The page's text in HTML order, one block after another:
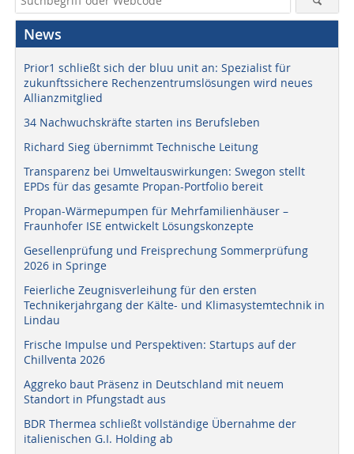
News
Prior1 schließt sich der bluu unit an: Spezialist für
zukunftssichere Rechenzentrumslösungen wird neues
Allianzmitglied
34 Nachwuchskräfte starten ins Berufsleben
Richard Sieg übernimmt Technische Leitung
Transparenz bei Umweltauswirkungen: Swegon stellt
EPDs für das gesamte Propan-Portfolio bereit
Propan-Wärmepumpen für Mehrfamilienhäuser –
Fraunhofer ISE entwickelt Lösungskonzepte
Gesellenprüfung und Freisprechung Sommerprüfung
2026 in Springe
Feierliche Zeugnisverleihung für den ersten
Technikerjahrgang der Kälte- und Klimasystemtechnik in
Lindau
Frische Impulse und Perspektiven: Startups auf der
Chillventa 2026
Aggreko baut Präsenz in Deutschland mit neuem
Standort in Pfungstadt aus
BDR Thermea schließt vollständige Übernahme der
italienischen G.I. Holding ab